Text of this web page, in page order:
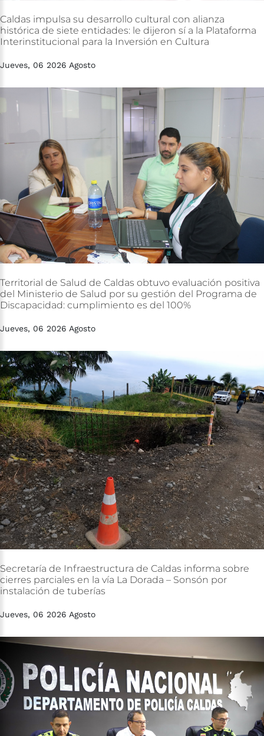
Caldas impulsa su desarrollo cultural con alianza
histórica de siete entidades: le dijeron sí a la Plataforma
Interinstitucional para la Inversión en Cultura
Jueves, 06 2026 Agosto
Territorial de Salud de Caldas obtuvo evaluación positiva
del Ministerio de Salud por su gestión del Programa de
Discapacidad: cumplimiento es del 100%
Jueves, 06 2026 Agosto
Secretaría de Infraestructura de Caldas informa sobre
cierres parciales en la vía La Dorada – Sonsón por
instalación de tuberías
Jueves, 06 2026 Agosto